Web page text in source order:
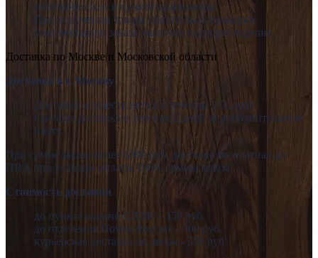
получении или в пункте самовывоза.
При получении товара обязательно проверьте
комплектацию заказа, наличие паспорта изделия.
Доставка по Москве и Московской области
Доставка в г. Москву
Доставка осуществляется в течении 2-3 дней.
Срочная доставка в течение 2 дней за дополнительную
плату.
При сумме заказа более 6000 руб. доставка бесплатная до
ПВЗ, при условии оплаты 100% суммы заказа.
Стоимость доставки
до пункта выдачи СДЭК – 350 руб.
до отделения Почты России – 300 руб.
курьерская доставка до двери - 550 руб.